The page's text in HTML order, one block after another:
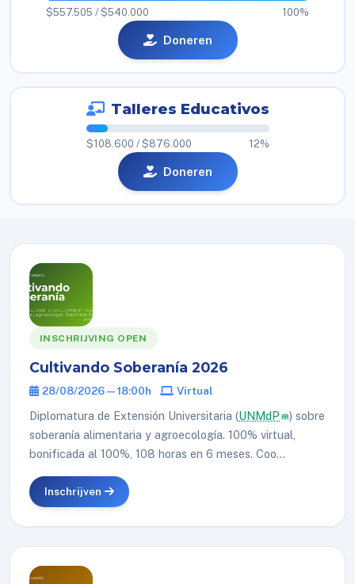
$557.505 / $540.000 100%
Doneren
Talleres Educativos
$108.600 / $876.000 12%
Doneren
INSCHRIJVING OPEN
Cultivando Soberanía 2026
28/08/2026 — 18:00h Virtual
Diplomatura de Extensión Universitaria (UNMdP
) sobre
soberanía alimentaria y agroecología. 100% virtual,
bonificada al 100%, 108 horas en 6 meses. Coo...
Inschrijven